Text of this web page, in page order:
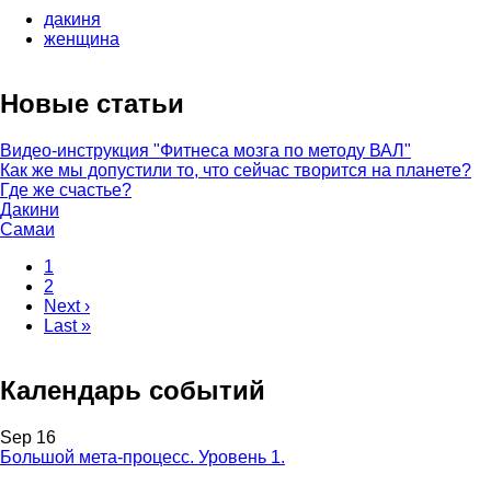
Дакини
дакиня
женщина
Новые статьи
Видео-инструкция "Фитнеса мозга по методу ВАЛ"
Как же мы допустили то, что сейчас творится на планете?
Где же счастье?
Дакини
Самаи
Pagination
Current
page
1
Page
2
Next
page
Next ›
Last
Last »
Календарь событий
Sep 16
Большой мета-процесс. Уровень 1.